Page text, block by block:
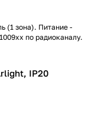
(1 зона). Питание -
по радиоканалу.
IP20